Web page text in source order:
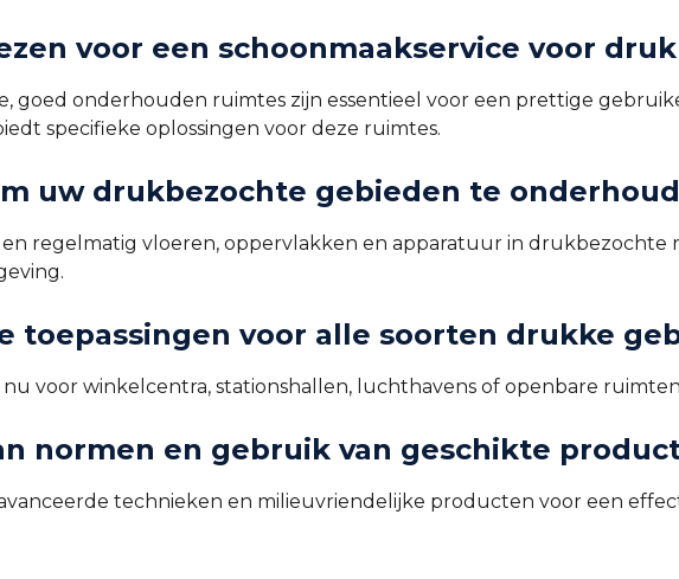
voor een schoonmaakservice voor
goed onderhouden ruimtes zijn essentieel voor een prettige
specifieke oplossingen voor deze ruimtes.
uw drukbezochte gebieden te
regelmatig vloeren, oppervlakken en apparatuur in drukbezochte
toepassingen voor alle soorten drukke
nu voor winkelcentra, stationshallen, luchthavens of openbare
normen en gebruik van geschikte
technieken en milieuvriendelijke producten voor een